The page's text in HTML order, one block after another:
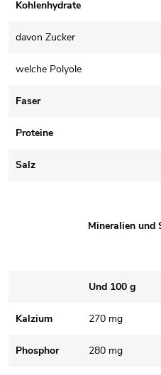
Kohlenhydrate
davon Zucker
welche Polyole
Faser
Proteine
Salz
Mineralien und
Und 100 g
Kalzium 270 mg
Phosphor 280 mg